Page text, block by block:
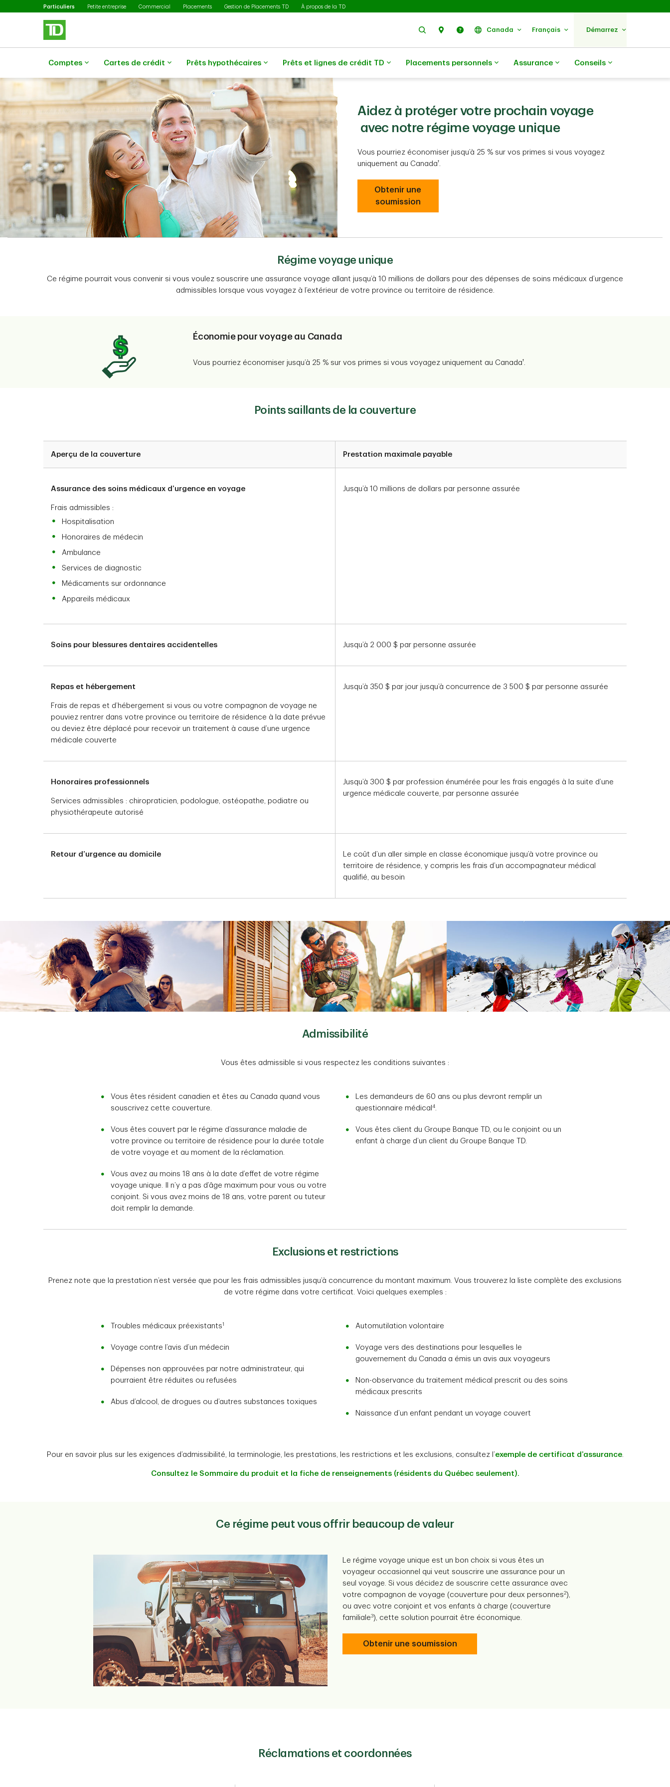
Passer au contenu principal
Particuliers Sélectionné
Petite entreprise Commercial Placements Gestion de Placements TD À propos de la TD
RechercherNous trouver
Aide Canada Français Démarrez
Comptes Cartes de crédit Prêts hypothécaires Prêts et lignes de crédit TD Placements personnels Assurance Conseils
Aidez à protéger votre prochain voyage
avec notre régime voyage unique
Vous pourriez économiser jusqu’à 25 % sur vos primes si vous voyagez
uniquement au Canada†.
Obtenir une
soumission
Régime voyage unique
Ce régime pourrait vous convenir si vous voulez souscrire une assurance voyage allant jusqu’à 10 millions de dollars pour des dépenses de soins médicaux d’urgence
admissibles lorsque vous voyagez à l’extérieur de votre province ou territoire de résidence.
Économie pour voyage au Canada
Vous pourriez économiser jusqu’à 25 % sur vos primes si vous voyagez uniquement au Canada†.
Points saillants de la couverture
Aperçu de la couverture Prestation maximale payable
Assurance des soins médicaux d’urgence en voyage
Frais admissibles :
Hospitalisation
Honoraires de médecin
Ambulance
Services de diagnostic
Médicaments sur ordonnance
Appareils médicaux
Jusqu’à 10 millions de dollars par personne assurée
Soins pour blessures dentaires accidentelles Jusqu’à 2 000 $ par personne assurée
Repas et hébergement
Frais de repas et d’hébergement si vous ou votre compagnon de voyage ne
pouviez rentrer dans votre province ou territoire de résidence à la date prévue
ou deviez être déplacé pour recevoir un traitement à cause d’une urgence
médicale couverte
Jusqu’à 350 $ par jour jusqu’à concurrence de 3 500 $ par personne assurée
Honoraires professionnels
Services admissibles : chiropraticien, podologue, ostéopathe, podiatre ou
physiothérapeute autorisé
Jusqu’à 300 $ par profession énumérée pour les frais engagés à la suite d’une
urgence médicale couverte, par personne assurée
Retour d’urgence au domicile
Le coût d’un aller simple en classe économique jusqu’à votre province ou
territoire de résidence, y compris les frais d’un accompagnateur médical
qualifié, au besoin
Admissibilité
Vous êtes admissible si vous respectez les conditions suivantes :
Vous êtes résident canadien et êtes au Canada quand vous
souscrivez cette couverture.
Vous êtes couvert par le régime d’assurance maladie de
votre province ou territoire de résidence pour la durée totale
de votre voyage et au moment de la réclamation.
Vous avez au moins 18 ans à la date d’effet de votre régime
voyage unique. Il n’y a pas d’âge maximum pour vous ou votre
conjoint. Si vous avez moins de 18 ans, votre parent ou tuteur
doit remplir la demande.
Les demandeurs de 60 ans ou plus devront remplir un
questionnaire médical 4
Vous êtes client du Groupe Banque TD, ou le conjoint ou un
enfant à charge d’un client du Groupe Banque TD.
Exclusions et restrictions
Prenez note que la prestation n’est versée que pour les frais admissibles jusqu’à concurrence du montant maximum. Vous trouverez la liste complète des exclusions
de votre régime dans votre certificat. Voici quelques exemples :
Troubles médicaux préexistants1
Voyage contre l’avis d’un médecin
Dépenses non approuvées par notre administrateur, qui
pourraient être réduites ou refusées
Abus d’alcool, de drogues ou d’autres substances toxiques
Automutilation volontaire
Voyage vers des destinations pour lesquelles le
gouvernement du Canada a émis un avis aux voyageurs
Non-observance du traitement médical prescrit ou des soins
médicaux prescrits
Naissance d’un enfant pendant un voyage couvert
Pour en savoir plus sur les exigences d’admissibilité, la terminologie, les prestations, les restrictions et les exclusions, consultez l’exemple de certificat d’assurance.
Consultez le Sommaire du produit et la fiche de renseignements (résidents du Québec seulement).
Ce régime peut vous offrir beaucoup de valeur
Le régime voyage unique est un bon choix si vous êtes un
voyageur occasionnel qui veut souscrire une assurance pour un
seul voyage. Si vous décidez de souscrire cette assurance avec
votre compagnon de voyage (couverture pour deux personnes2),
ou avec votre conjoint et vos enfants à charge (couverture
familiale3), cette solution pourrait être économique.
Obtenir une soumission
Réclamations et coordonnées